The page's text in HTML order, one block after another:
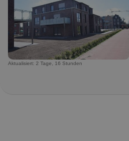
Aktualisiert: 2 Tage, 16 Stunden